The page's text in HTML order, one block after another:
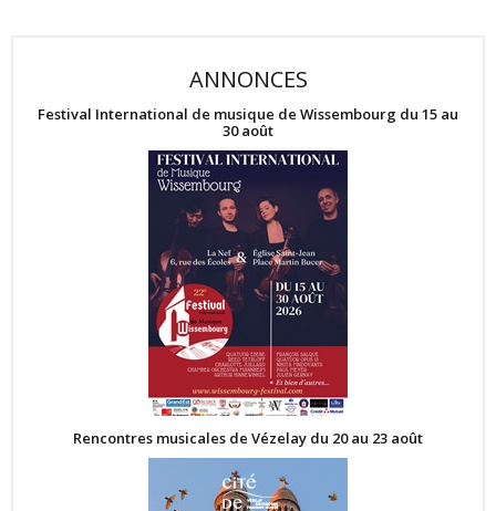
ANNONCES
Festival International de musique de Wissembourg du 15 au
30 août
Rencontres musicales de Vézelay du 20 au 23 août